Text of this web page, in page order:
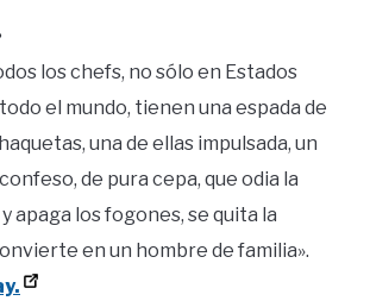
los chefs, no sólo en Estados
el mundo, tienen una espada de
una de ellas impulsada, un
de pura cepa, que odia la
apaga los fogones, se quita la
en un hombre de familia».